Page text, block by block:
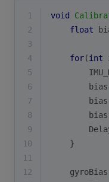
1 void
2
float
3
4
for(int
5
6
7
8
9
10
    }
11
12